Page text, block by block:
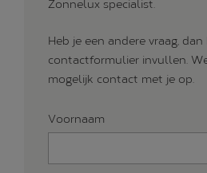
Zonnelux specialist.
Heb je een andere vraag,
contactformulier invullen.
mogelijk contact met je op.
Voornaam